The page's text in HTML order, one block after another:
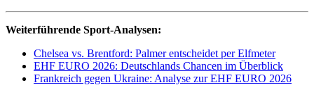
Weiterführende Sport-Analysen:
Chelsea vs. Brentford: Palmer entscheidet per Elfmeter
EHF EURO 2026: Deutschlands Chancen im Überblick
Frankreich gegen Ukraine: Analyse zur EHF EURO 2026